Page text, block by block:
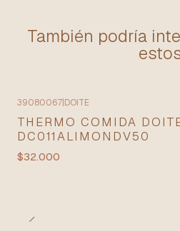
También podría
39080067 DOITE
THERMO COMIDA
DC011ALIMONDV50
$32.000